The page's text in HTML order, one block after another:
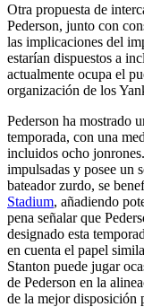
Otra propuesta de
Pederson, junto con
las implicaciones del
estarían dispuestos a
actualmente ocupa el
organización de los
Pederson ha mostrado
temporada, con una
incluidos ocho
impulsadas y posee un
bateador zurdo, se
Stadium, añadiendo
pena señalar que
designado esta
en cuenta el papel
Stanton puede jugar
de Pederson en la
de la mejor disposición